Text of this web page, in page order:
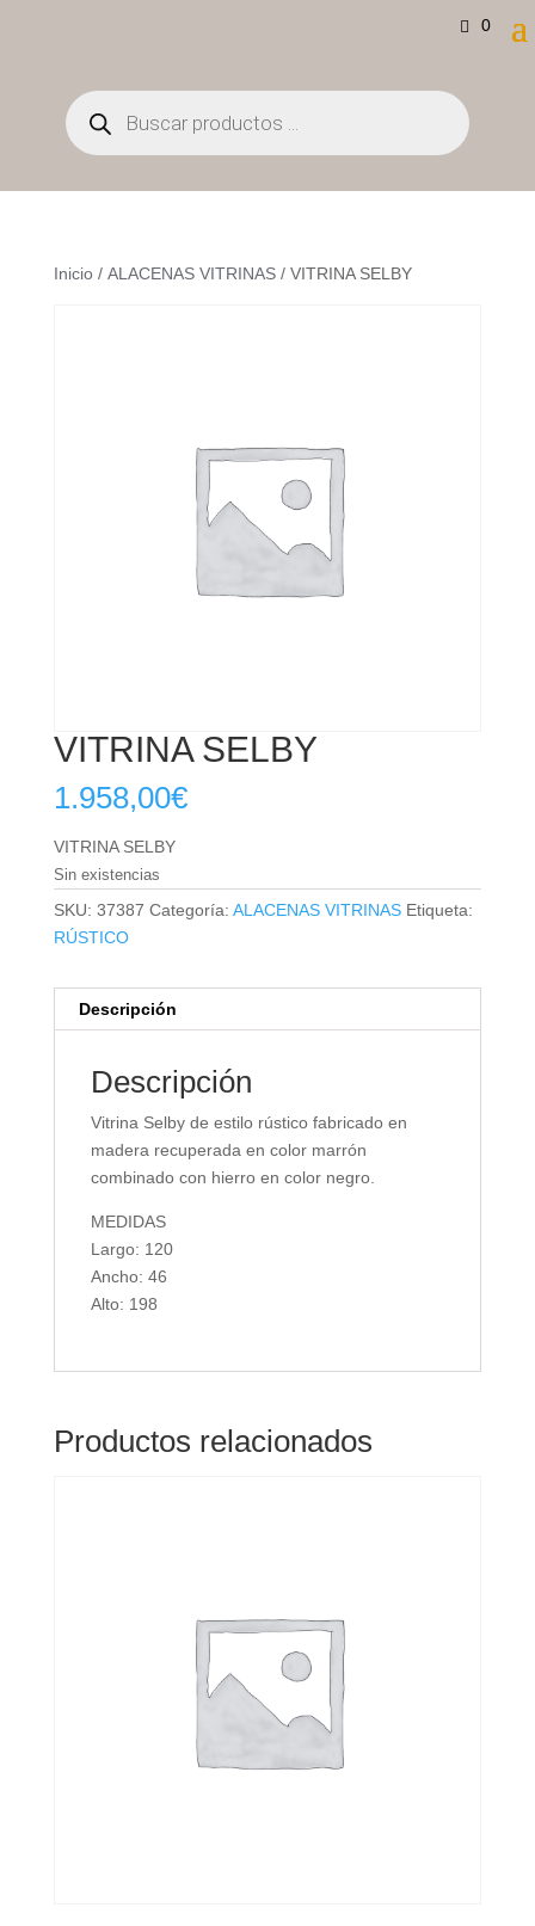
0
Búsqueda
de
productos
Inicio/ ALACENAS VITRINAS/ VITRINA SELBY
VITRINA SELBY
1.958,00€
VITRINA SELBY
Sin existencias
SKU: 37387 Categoría: ALACENAS VITRINAS Etiqueta:
RÚSTICO
Descripción
Descripción
Vitrina Selby de estilo rústico fabricado en
madera recuperada en color marrón
combinado con hierro en color negro.
MEDIDAS
Largo: 120
Ancho: 46
Alto: 198
Productos relacionados